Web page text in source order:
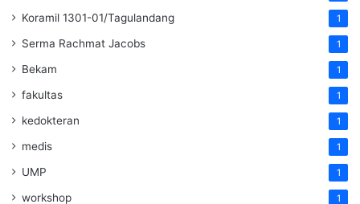
Koramil 1301-01/Tagulandang 1
Serma Rachmat Jacobs 1
Bekam 1
fakultas 1
kedokteran 1
medis 1
UMP 1
workshop 1